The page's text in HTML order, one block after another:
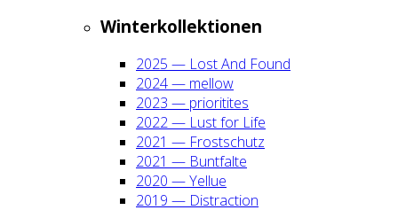
Win­ter­kol­lek­tio­nen
2025 — Lost And Found
2024 — mel­low
2023 — prio­ri­ti­tes
2022 — Lust for Life
2021 — Frost­schutz
2021 — Bunt­fal­te
2020 — Yel­lue
2019 — Dis­trac­tion